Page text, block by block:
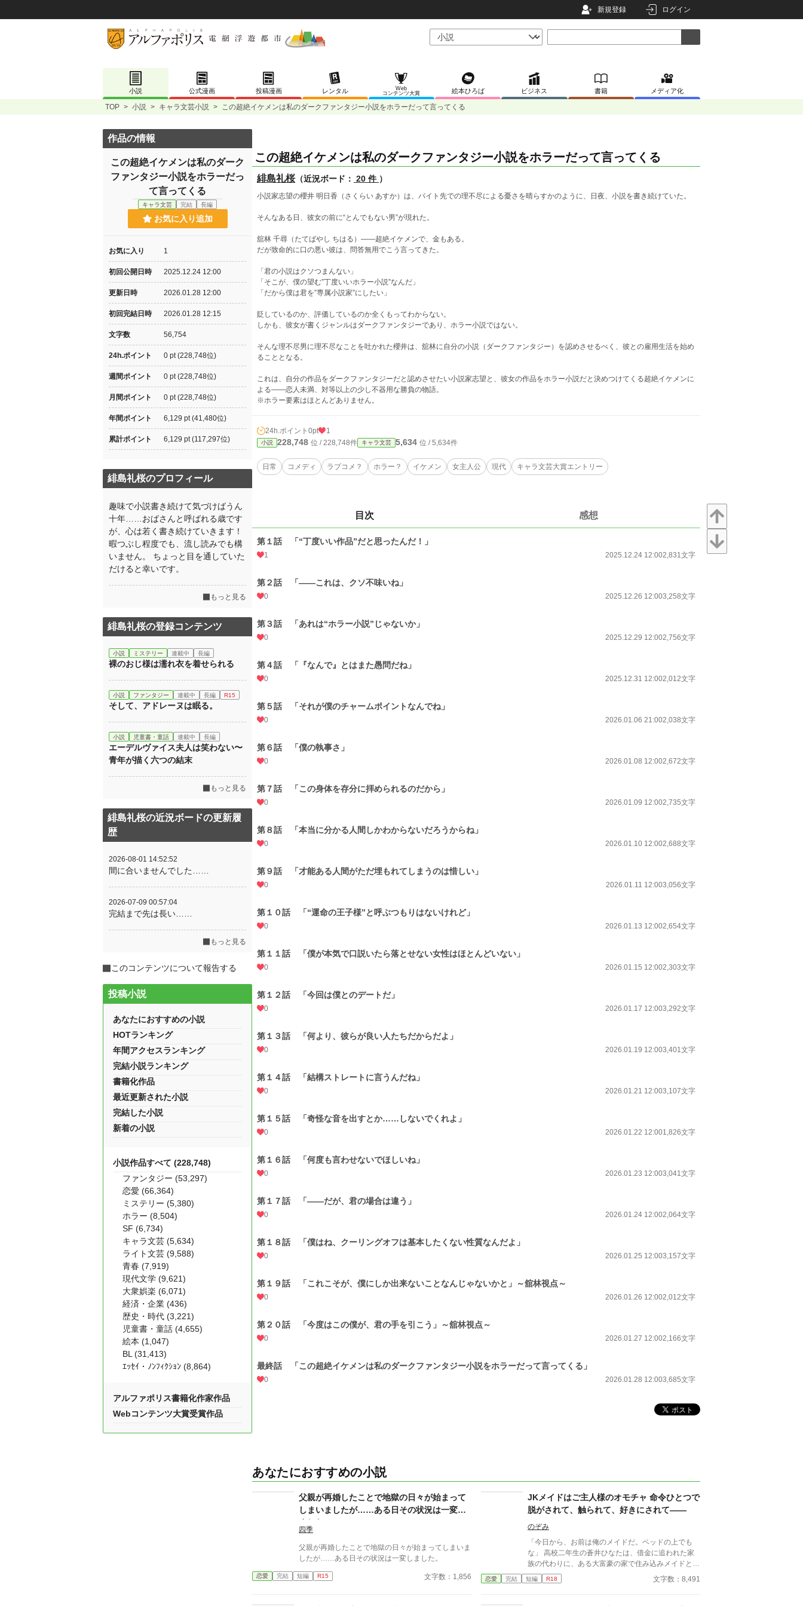
新規登録 ログイン
小説 公式漫画 投稿漫画 レンタル
Web
コンテンツ大賞
絵本ひろば ビジネス 書籍 メディア化
TOP > 小説 > キャラ文芸小説 > この超絶イケメンは私のダークファンタジー小説をホラーだって言ってくる
この超絶イケメンは私のダークファンタジー小説をホラーだって言ってくる
緋島礼桜（近況ボード： 20 件 ）
小説家志望の櫻井 明日香（さくらい あすか）は、バイト先での理不尽による憂さを晴らすかのように、日夜、小説を書き続けていた。
そんなある日、彼女の前に“とんでもない男”が現れた。
舘林 千尋（たてばやし ちはる）――超絶イケメンで、金もある。
だが致命的に口の悪い彼は、問答無用でこう言ってきた。
「君の小説はクソつまんない」
「そこが、僕の望む”丁度いいホラー小説”なんだ」
「だから僕は君を”専属小説家”にしたい」
貶しているのか、評価しているのか全くもってわからない。
しかも、彼女が書くジャンルはダークファンタジーであり、ホラー小説ではない。
そんな理不尽男に理不尽なことを吐かれた櫻井は、舘林に自分の小説（ダークファンタジー）を認めさせるべく、彼との雇用生活を始め
ることとなる。
これは、自分の作品をダークファンタジーだと認めさせたい小説家志望と、彼女の作品をホラー小説だと決めつけてくる超絶イケメンに
よる――恋人未満、対等以上の少し不器用な勝負の物語。
※ホラー要素はほとんどありません。
24h.ポイント 0pt 1
小説 228,748 位 / 228,748件 キャラ文芸 5,634 位 / 5,634件
日常 コメディ ラブコメ？ ホラー？ イケメン 女主人公 現代 キャラ文芸大賞エントリー
目次 感想
第１話 「“丁度いい作品”だと思ったんだ！」
1 2025.12.24 12:002,831文字
第２話 「――これは、クソ不味いね」
0 2025.12.26 12:003,258文字
第３話 「あれは“ホラー小説”じゃないか」
0 2025.12.29 12:002,756文字
第４話 「『なんで』とはまた愚問だね」
0 2025.12.31 12:002,012文字
第５話 「それが僕のチャームポイントなんでね」
0 2026.01.06 21:002,038文字
第６話 「僕の執事さ」
0 2026.01.08 12:002,672文字
第７話 「この身体を存分に拝められるのだから」
0 2026.01.09 12:002,735文字
第８話 「本当に分かる人間しかわからないだろうからね」
0 2026.01.10 12:002,688文字
第９話 「才能ある人間がただ埋もれてしまうのは惜しい」
0 2026.01.11 12:003,056文字
第１０話 「“運命の王子様”と呼ぶつもりはないけれど」
0 2026.01.13 12:002,654文字
第１１話 「僕が本気で口説いたら落とせない女性はほとんどいない」
0 2026.01.15 12:002,303文字
第１２話 「今回は僕とのデートだ」
0 2026.01.17 12:003,292文字
第１３話 「何より、彼らが良い人たちだからだよ」
0 2026.01.19 12:003,401文字
第１４話 「結構ストレートに言うんだね」
0 2026.01.21 12:003,107文字
第１５話 「奇怪な音を出すとか……しないでくれよ」
0 2026.01.22 12:001,826文字
第１６話 「何度も言わせないでほしいね」
0 2026.01.23 12:003,041文字
第１７話 「――だが、君の場合は違う」
0 2026.01.24 12:002,064文字
第１８話 「僕はね、クーリングオフは基本したくない性質なんだよ」
0 2026.01.25 12:003,157文字
第１９話 「これこそが、僕にしか出来ないことなんじゃないかと」～舘林視点～
0 2026.01.26 12:002,012文字
第２０話 「今度はこの僕が、君の手を引こう」～舘林視点～
0 2026.01.27 12:002,166文字
最終話 「この超絶イケメンは私のダークファンタジー小説をホラーだって言ってくる」
0 2026.01.28 12:003,685文字
あなたにおすすめの小説
父親が再婚したことで地獄の日々が始まって
しまいましたが……ある日その状況は一変し
ました。
四季
父親が再婚したことで地獄の日々が始まってしまいま
したが……ある日その状況は一変しました。
恋愛 完結 短編 R15 文字数：1,856
JKメイドはご主人様のオモチャ 命令ひとつで
脱がされて、触られて、好きにされて――
のぞみ
「今日から、お前は俺のメイドだ。ベッドの上でも
な」 高校二年生の蒼井ひなたは、借金に追われた家
族の代わりに、ある大富豪の家で住み込みメイドとし
て働くことに。 そこは、まるでおとぎ話に出てきそ
うな大きな洋館。 でも、そこで待っていたのは、同
恋愛 完結 短編 R18 文字数：8,491
作品の情報
この超絶イケメンは私のダーク
ファンタジー小説をホラーだっ
て言ってくる
キャラ文芸 完結 長編
お気に入り追加
お気に入り 1
初回公開日時 2025.12.24 12:00
更新日時 2026.01.28 12:00
初回完結日時 2026.01.28 12:15
文字数 56,754
24h.ポイント 0 pt (228,748位)
週間ポイント 0 pt (228,748位)
月間ポイント 0 pt (228,748位)
年間ポイント 6,129 pt (41,480位)
累計ポイント 6,129 pt (117,297位)
緋島礼桜のプロフィール
趣味で小説書き続けて気づけばうん
十年……おばさんと呼ばれる歳です
が、心は若く書き続けていきます！
暇つぶし程度でも、流し読みでも構
いません。 ちょっと目を通していた
だけると幸いです。
もっと見る
緋島礼桜の登録コンテンツ
小説 ミステリー 連載中 長編
裸のおじ様は濡れ衣を着せられる
小説 ファンタジー 連載中 長編 R15
そして、アドレーヌは眠る。
小説 児童書・童話 連載中 長編
エーデルヴァイス夫人は笑わない〜
青年が描く六つの結末
もっと見る
緋島礼桜の近況ボードの更新履
歴
2026-08-01 14:52:52
間に合いませんでした……
2026-07-09 00:57:04
完結まで先は長い……
もっと見る
このコンテンツについて報告する
投稿小説
あなたにおすすめの小説
HOTランキング
年間アクセスランキング
完結小説ランキング
書籍化作品
最近更新された小説
完結した小説
新着の小説
小説作品すべて (228,748)
ファンタジー (53,297)
恋愛 (66,364)
ミステリー (5,380)
ホラー (8,504)
SF (6,734)
キャラ文芸 (5,634)
ライト文芸 (9,588)
青春 (7,919)
現代文学 (9,621)
大衆娯楽 (6,071)
経済・企業 (436)
歴史・時代 (3,221)
児童書・童話 (4,655)
絵本 (1,047)
BL (31,413)
ｴｯｾｲ・ﾉﾝﾌｨｸｼｮﾝ (8,864)
アルファポリス書籍化作家作品
Webコンテンツ大賞受賞作品